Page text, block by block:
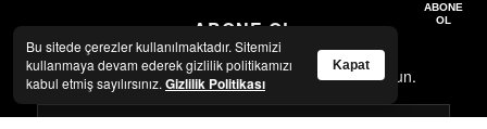
ABONE OL
En son haberler ve güncellemeler için abone olun.
ABONE
OL
Bu sitede çerezler kullanılmaktadır. Sitemizi
kullanmaya devam ederek gizlilik politikamızı
kabul etmiş sayılırsınız. Gizlilik Politikası
Kapat